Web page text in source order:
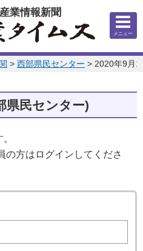
業情報新聞
メニュー
> 西部県民センター > 2020年9月
県民センター)
の方はログインしてくださ